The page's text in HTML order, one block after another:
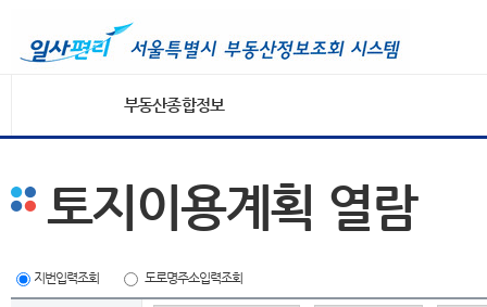
부동산종합정보
토지이용계획 열람
지번입력조회 도로명주소입력조회